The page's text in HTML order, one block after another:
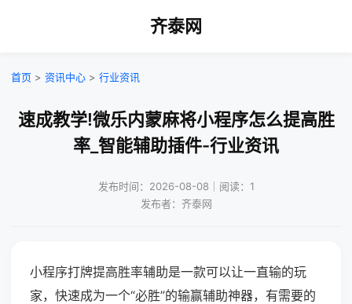
齐泰网
首页 > 资讯中心 > 行业资讯
速成教学!微乐内蒙麻将小程序怎么提高胜
率_智能辅助插件-行业资讯
发布时间：2026-08-08｜阅读：1
发布者：齐泰网
小程序打牌提高胜率辅助是一款可以让一直输的玩
家，快速成为一个“必胜”的输赢辅助神器，有需要的